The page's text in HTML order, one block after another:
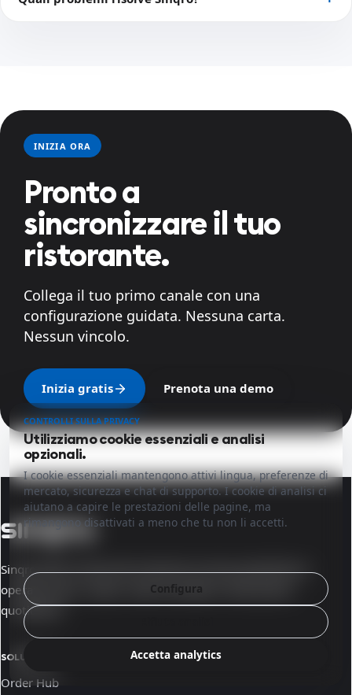
INIZIA ORA
Pronto a
sincronizzare il tuo
ristorante.
Collega il tuo primo canale con una
configurazione guidata. Nessuna carta.
Nessun vincolo.
Inizia gratis Prenota una demo
Sinqro offre ai team dei ristoranti un'unica piattaforma
operativa per i canali, i dati di vendita e l'esecuzione
quotidiana.
SOLUZIONI
Order Hub
CONTROLLI SULLA PRIVACY
Utilizziamo cookie essenziali e analisi
opzionali.
I cookie essenziali mantengono attivi lingua, preferenze di
mercato, sicurezza e chat di supporto. I cookie di analisi ci
aiutano a capire le prestazioni delle pagine, ma
rimangono disattivati a meno che tu non li accetti.
Configura
Accetta analytics